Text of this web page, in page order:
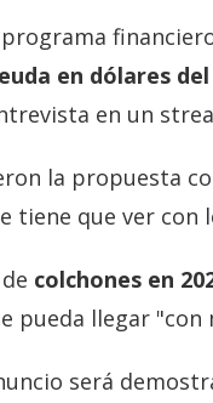
en dólares
en un
la propuesta
tiene que ver con
colchones en
pueda llegar "con
será